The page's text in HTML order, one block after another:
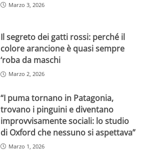
Marzo 3, 2026
Il segreto dei gatti rossi: perché il
colore arancione è quasi sempre
‘roba da maschi
Marzo 2, 2026
“I puma tornano in Patagonia,
trovano i pinguini e diventano
improvvisamente sociali: lo studio
di Oxford che nessuno si aspettava”
Marzo 1, 2026